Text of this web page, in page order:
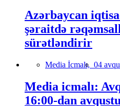
Azərbaycan
şəraitdə
sürətləndirir
Media İcmalı, 04
Media icmalı:
16:00-dan